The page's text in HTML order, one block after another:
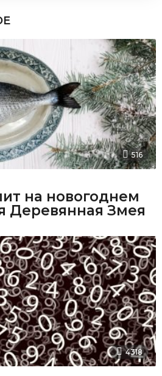
516
на новогоднем
Деревянная Змея
4318